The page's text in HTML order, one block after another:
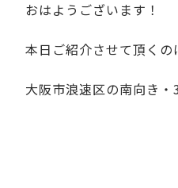
おはようございます！
本日ご紹介させて頂くの
大阪市浪速区の南向き・